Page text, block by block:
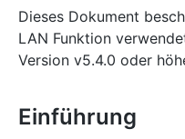
Dieses Dokument
LAN Funktion
Version v5.4.0 oder
Einführung